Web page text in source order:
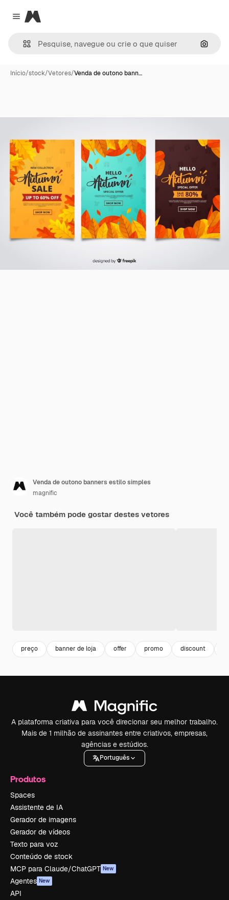
Close menu
Magnific
Início/stock/Vetores/Venda de outono bann…
Venda de outono banners estilo simples
magnific
Você também pode gostar destes vetores
preço banner de loja offer promo discount
A plataforma criativa para você direcionar seu melhor trabalho.
Mais de 1 milhão de assinantes entre criativos, empresas,
agências e estúdios.
Português
Produtos
Spaces
Assistente de IA
Gerador de imagens
Gerador de vídeos
Texto para voz
Conteúdo de stock
MCP para Claude/ChatGPT New
Agentes New
API